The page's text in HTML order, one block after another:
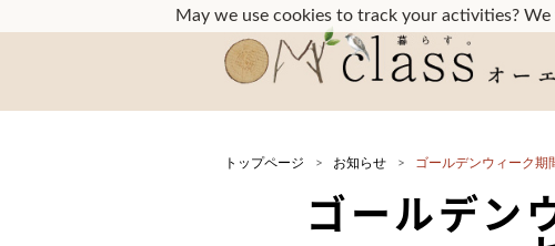
トップページ お知らせ ゴールデンウィーク期
ゴールデン
May we use cookies to track your activities?